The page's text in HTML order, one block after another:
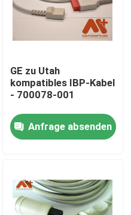
GE zu Utah
kompatibles IBP-Kabel
- 700078-001
Anfrage absenden